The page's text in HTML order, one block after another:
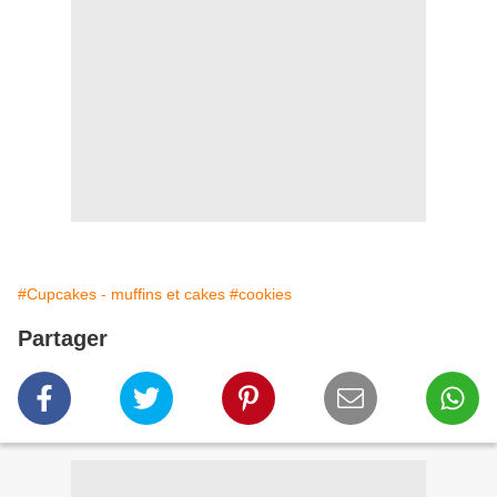
#Cupcakes - muffins et cakes #cookies
Partager